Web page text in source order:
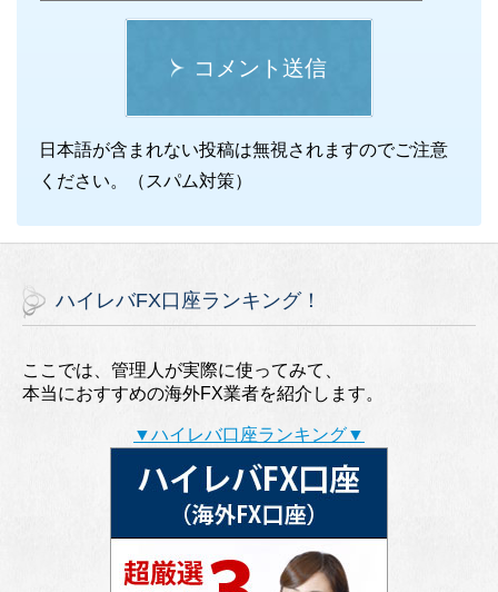
コメント送信
日本語が含まれない投稿は無視されますのでご注意
ください。（スパム対策）
ハイレバFX口座ランキング！
ここでは、管理人が実際に使ってみて、
本当におすすめの海外FX業者を紹介します。
▼ハイレバ口座ランキング▼